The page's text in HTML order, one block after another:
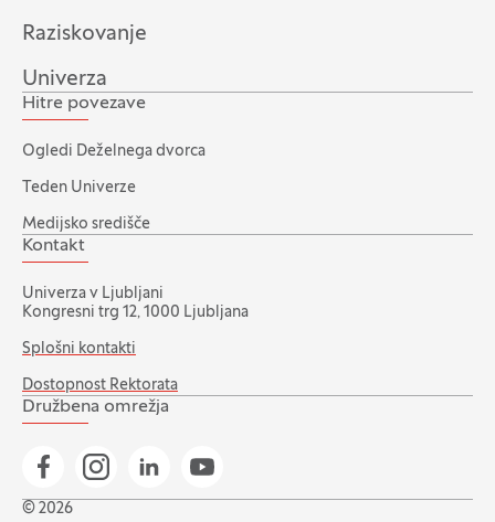
Raziskovanje
Univerza
Hitre povezave
Ogledi Deželnega dvorca
Teden Univerze
Medijsko središče
Kontakt
Univerza v Ljubljani
Kongresni trg 12, 1000 Ljubljana
Splošni kontakti
Dostopnost Rektorata
Družbena omrežja
Pojdi na našo Facebook stran
Pojdi na našo Instagram stran
Pojdi na Linkedin stran
Pojdi na YouTube stran
© 2026